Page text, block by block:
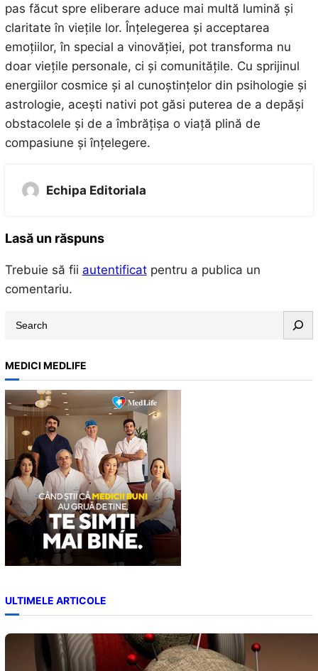
pas făcut spre eliberare aduce mai multă lumină și
claritate în viețile lor. Înțelegerea și acceptarea
emoțiilor, în special a vinovăției, pot transforma nu
doar viețile personale, ci și comunitățile. Cu sprijinul
energiilor cosmice și al cunoștințelor din psihologie și
astrologie, acești nativi pot găsi puterea de a depăși
obstacolele și de a îmbrățișa o viață plină de
compasiune și înțelegere.
Echipa Editoriala
Lasă un răspuns
Trebuie să fii autentificatpentru a publica un
comentariu.
r
c
h
MEDICI MEDLIFE
ULTIMELE ARTICOLE